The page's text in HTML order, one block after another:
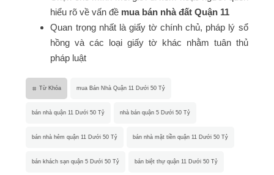
hiểu rõ về vấn đề mua bán nhà đất Quận 11
Quan trọng nhất là giấy tờ chính chủ, pháp lý sổ
hồng và các loại giấy tờ khác nhằm tuân thủ
pháp luật
Từ Khóa mua Bán Nhà Quận 11 Dưới 50 Tỷ
bán nhà quận 11 Dưới 50 Tỷ nhà bán quận 5 Dưới 50 Tỷ
bán nhà hẻm quận 11 Dưới 50 Tỷ bán nhà mặt tiền quận 11 Dưới 50 Tỷ
bán khách sạn quận 5 Dưới 50 Tỷ bán biệt thự quận 11 Dưới 50 Tỷ